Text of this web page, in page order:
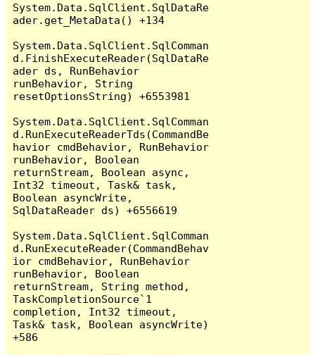
System.Data.SqlClient.SqlDataRe
ader.get_MetaData() +134
System.Data.SqlClient.SqlComman
d.FinishExecuteReader(SqlDataRe
ader ds, RunBehavior
runBehavior, String
resetOptionsString) +6553981
System.Data.SqlClient.SqlComman
d.RunExecuteReaderTds(CommandBe
havior cmdBehavior, RunBehavior
runBehavior, Boolean
returnStream, Boolean async,
Int32 timeout, Task& task,
Boolean asyncWrite,
SqlDataReader ds) +6556619
System.Data.SqlClient.SqlComman
d.RunExecuteReader(CommandBehav
ior cmdBehavior, RunBehavior
runBehavior, Boolean
returnStream, String method,
TaskCompletionSource`1
completion, Int32 timeout,
Task& task, Boolean asyncWrite)
+586